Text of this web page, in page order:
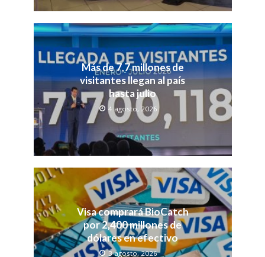
Más de 7,7 millones de
visitantes llegan al país
hasta julio
4 agosto, 2026
Visa comprará BioCatch
por 2,400 millones de
dólares en efectivo
3 agosto, 2026